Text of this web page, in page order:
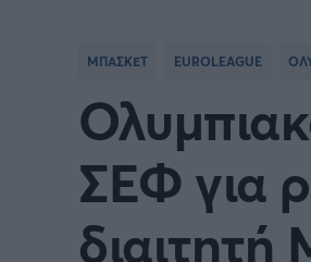
ΜΠΑΣΚΕΤ EUROLEAGUE
ΣΕΦ για